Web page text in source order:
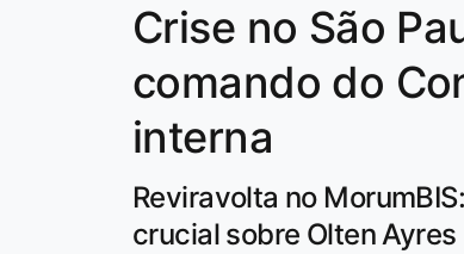
Crise no São
comando do
interna
Reviravolta no
crucial sobre Olten Ayres